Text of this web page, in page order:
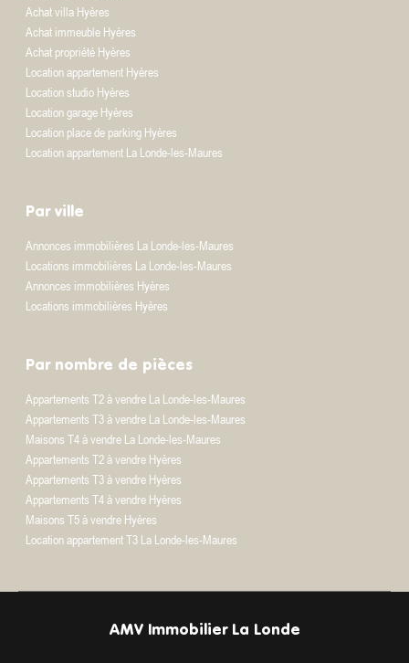
Achat villa Hyères
Achat immeuble Hyères
Achat propriété Hyères
Location appartement Hyères
Location studio Hyères
Location garage Hyères
Location place de parking Hyères
Location appartement La Londe-les-Maures
Par ville
Annonces immobilières La Londe-les-Maures
Locations immobilières La Londe-les-Maures
Annonces immobilières Hyères
Locations immobilières Hyères
Par nombre de pièces
Appartements T2 à vendre La Londe-les-Maures
Appartements T3 à vendre La Londe-les-Maures
Maisons T4 à vendre La Londe-les-Maures
Appartements T2 à vendre Hyères
Appartements T3 à vendre Hyères
Appartements T4 à vendre Hyères
Maisons T5 à vendre Hyères
Location appartement T3 La Londe-les-Maures
AMV Immobilier La Londe